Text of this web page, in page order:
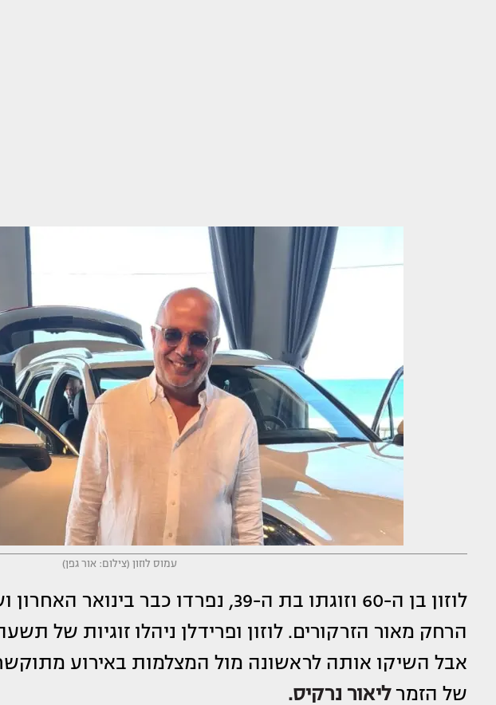
עמוס לוזון (צילום: אור גפן)
לוזון בן ה-60 וזוגתו בת ה-39, נפרדו כבר
הרחק מאור הזרקורים. לוזון ופרידלן ניהלו זוגיות של
אבל השיקו אותה לראשונה מול המצלמות באירוע
של הזמרליאור נרקיס.